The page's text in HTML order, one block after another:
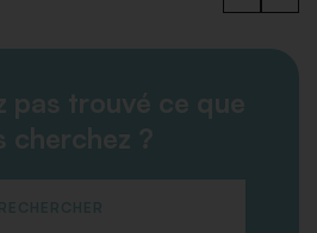
pas trouvé ce que
cherchez ?
RECHERCHER